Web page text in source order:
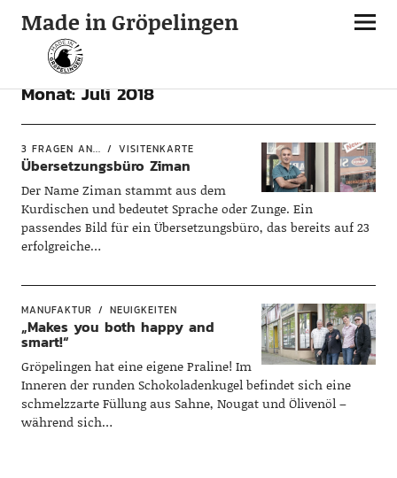
Made in Gröpelingen
Monat:Juli 2018
3 FRAGEN AN... VISITENKARTE
Übersetzungsbüro Ziman
Der Name Ziman stammt aus dem
Kurdischen und bedeutet Sprache oder Zunge. Ein
passendes Bild für ein Übersetzungsbüro, das bereits auf 23
erfolgreiche…
MANUFAKTUR NEUIGKEITEN
„Makes you both happy and
smart!“
Gröpelingen hat eine eigene Praline! Im
Inneren der runden Schokoladenkugel befindet sich eine
schmelzzarte Füllung aus Sahne, Nougat und Ölivenöl –
während sich…